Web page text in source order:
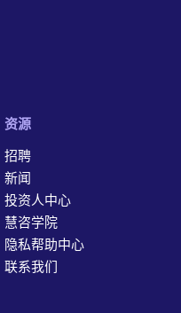
资源
招聘
新闻
投资人中心
慧咨学院
隐私帮助中心
联系我们